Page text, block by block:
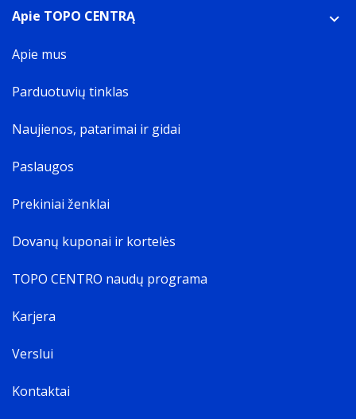
Apie TOPO CENTRĄ
Apie mus
Parduotuvių tinklas
Naujienos, patarimai ir gidai
Paslaugos
Prekiniai ženklai
Dovanų kuponai ir kortelės
TOPO CENTRO naudų programa
Karjera
Verslui
Kontaktai